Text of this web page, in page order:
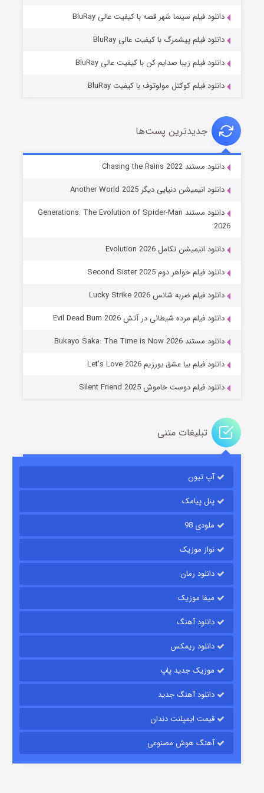
جادوگری در مغولستان
باب اسفنجی فصل ۱۷
رویایی برای تو
قسمت۱۵ (دوبله) منتشر شد
قسمت۲ (دوبله) منتشر شد
دانلود فیلم سینما شهر قصه با کیفیت عالی BluRay
دانلود فیلم پیشمرگ با کیفیت عالی BluRay
دانلود فیلم زیبا صدایم کن با کیفیت عالی BluRay
دانلود فیلم کوکتل مولوتوف با کیفیت BluRay
جدیدترین پست‌ها
دانلود مستند Chasing the Rains 2022
دانلود انیمیشن دنیایی دیگر Another World 2025
دانلود مستند Generations: The Evolution of Spider-Man
2026
دانلود انیمیشن تکامل Evolution 2026
دانلود فیلم خواهر دوم Second Sister 2025
دانلود فیلم ضربه شانس Lucky Strike 2026
دانلود فیلم مرده شیطانی در آتش Evil Dead Burn 2026
دانلود مستند Bukayo Saka: The Time is Now 2026
دانلود فیلم بیا عشق بورزیم Let’s Love 2026
دانلود فیلم دوست خاموش Silent Friend 2025
تبلیغات متنی
آپ تیون
پنل پیامک
ملودی 98
نواز موزیک
دانلود رمان
میفا موزیک
دانلود آهنگ
دانلود ریمکس
موزیک جدید پاپ
دانلود آهنگ جدید
قیمت ایمپلنت دندان
آهنگ هوش مصنوعی